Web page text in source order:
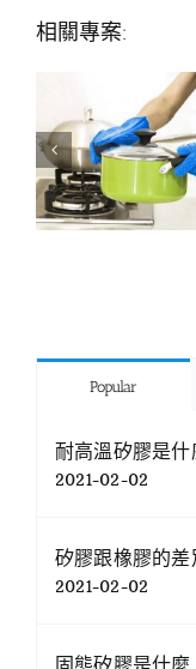
相關專案:
Popular
耐高溫矽膠是什
2021-02-02
矽膠跟橡膠的差
2021-02-02